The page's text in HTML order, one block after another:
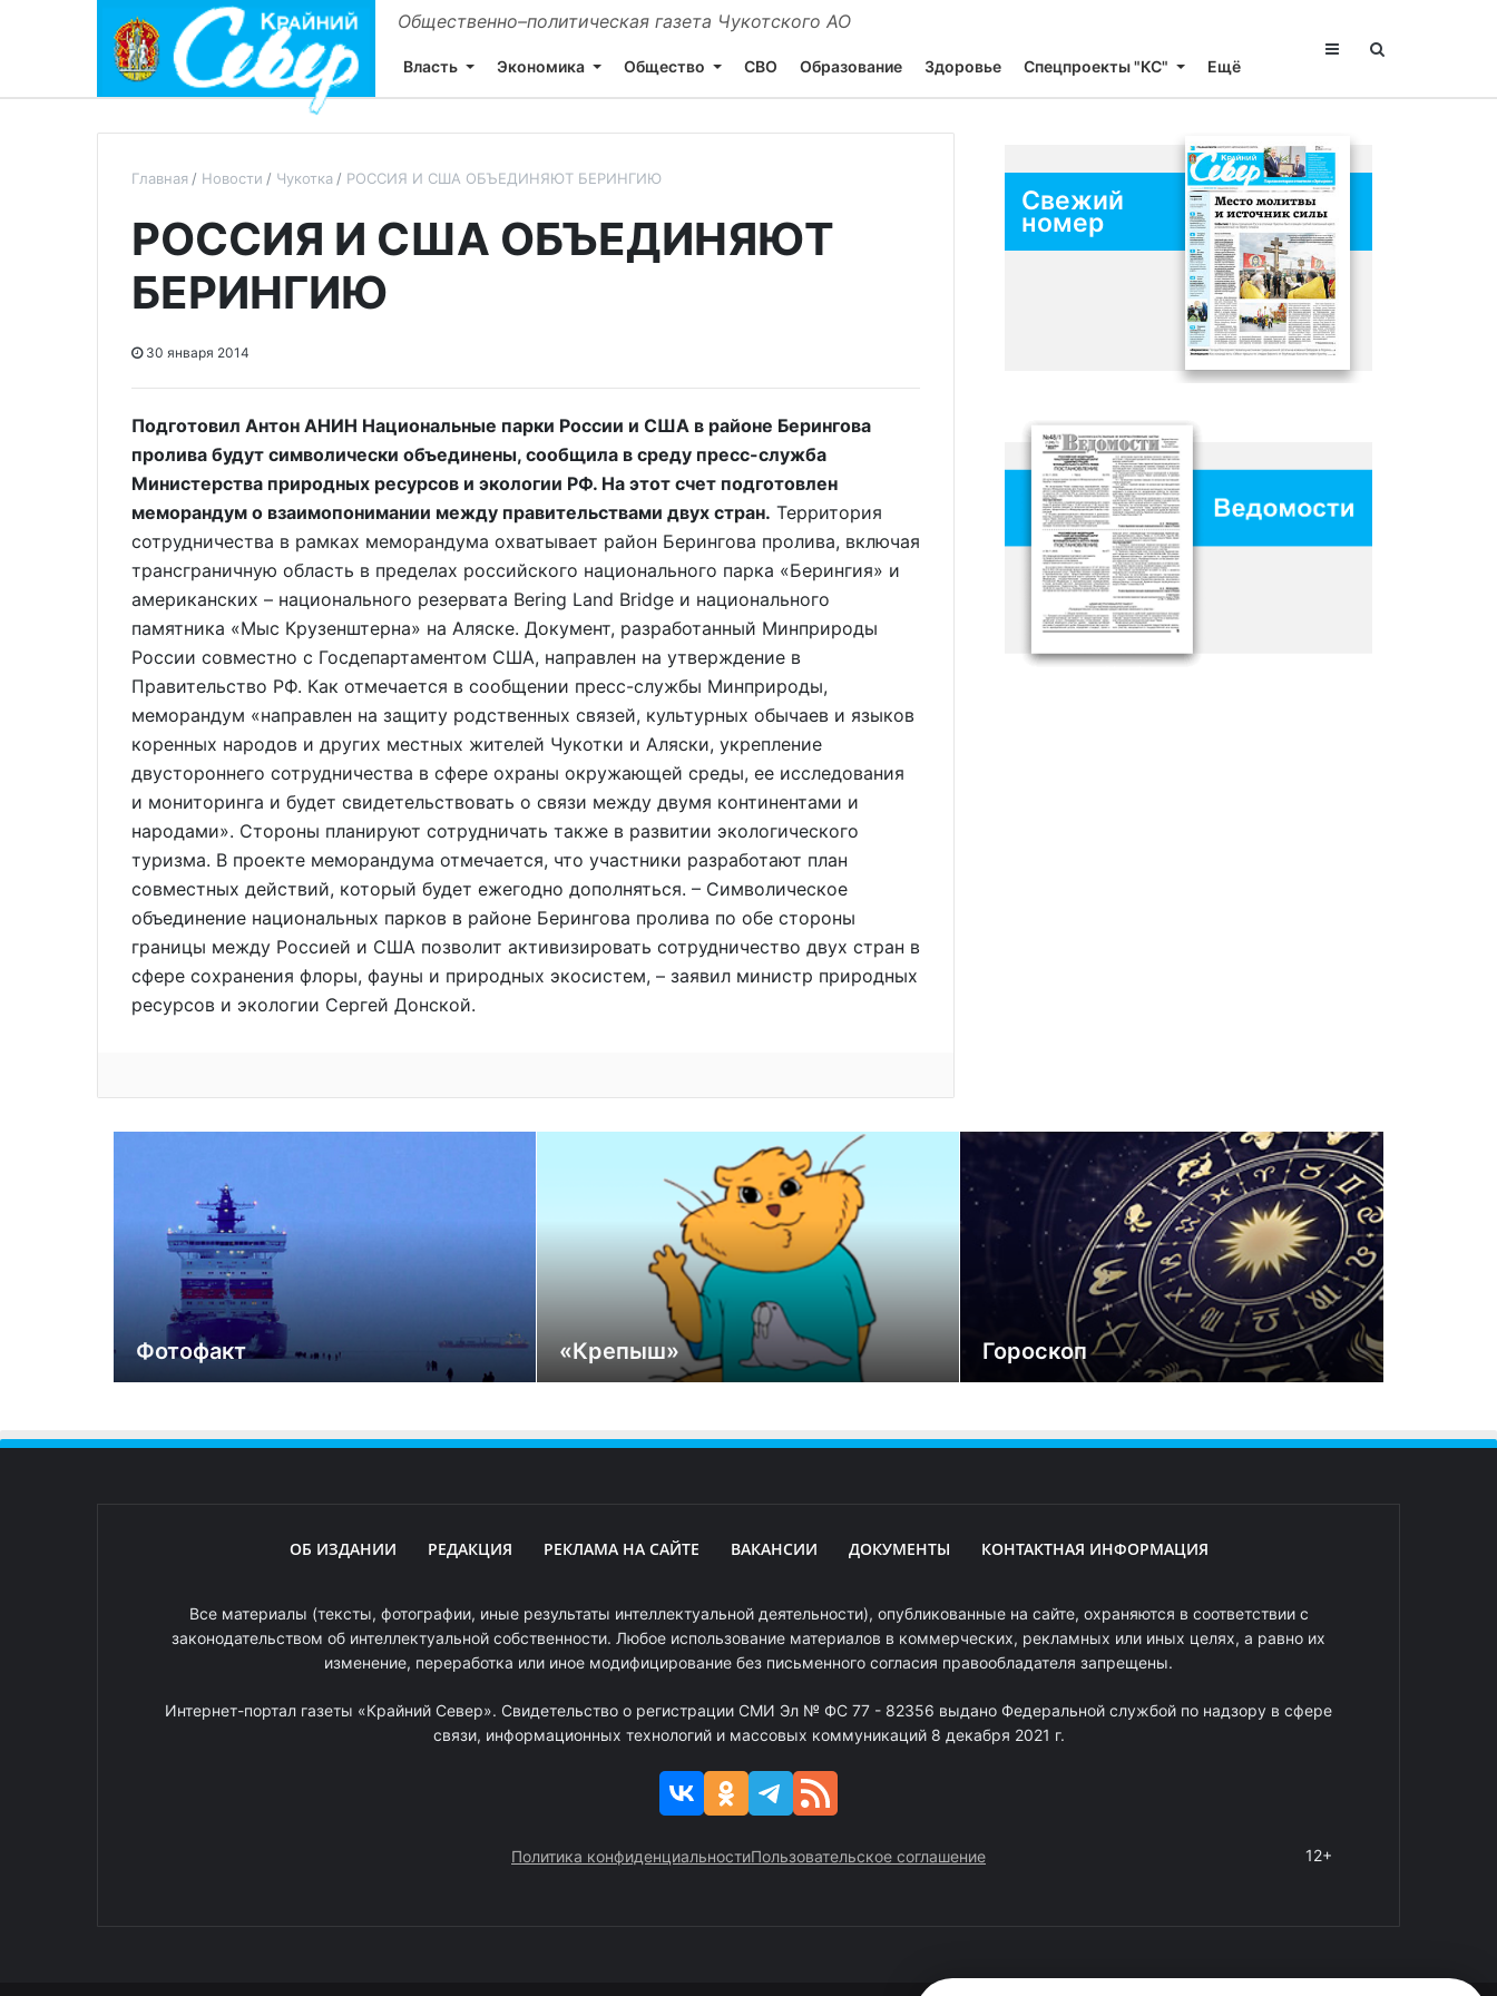
Общественно–политическая газета Чукотского АО
Власть Экономика Общество СВО Образование Здоровье Спецпроекты "КС" Ещё
Главная Новости Чукотка РОССИЯ И США ОБЪЕДИНЯЮТ БЕРИНГИЮ
РОССИЯ И США ОБЪЕДИНЯЮТ
БЕРИНГИЮ
30 января 2014
Подготовил Антон АНИН Национальные парки России и США в районе Берингова
пролива будут символически объединены, сообщила в среду пресс-служба
Министерства природных ресурсов и экологии РФ. На этот счет подготовлен
меморандум о взаимопонимании между правительствами двух стран. Территория
сотрудничества в рамках меморандума охватывает район Берингова пролива, включая
трансграничную область в пределах российского национального парка «Берингия» и
американских – национального резервата Bering Land Bridge и национального
памятника «Мыс Крузенштерна» на Аляске. Документ, разработанный Минприроды
России совместно с Госдепартаментом США, направлен на утверждение в
Правительство РФ. Как отмечается в сообщении пресс-службы Минприроды,
меморандум «направлен на защиту родственных связей, культурных обычаев и языков
коренных народов и других местных жителей Чукотки и Аляски, укрепление
двустороннего сотрудничества в сфере охраны окружающей среды, ее исследования
и мониторинга и будет свидетельствовать о связи между двумя континентами и
народами». Стороны планируют сотрудничать также в развитии экологического
туризма. В проекте меморандума отмечается, что участники разработают план
совместных действий, который будет ежегодно дополняться. – Символическое
объединение национальных парков в районе Берингова пролива по обе стороны
границы между Россией и США позволит активизировать сотрудничество двух стран в
сфере сохранения флоры, фауны и природных экосистем, – заявил министр природных
ресурсов и экологии Сергей Донской.
Свежий
номер
Фотофакт «Крепыш» Гороскоп
ОБ ИЗДАНИИ РЕДАКЦИЯ РЕКЛАМА НА САЙТЕ ВАКАНСИИ ДОКУМЕНТЫ КОНТАКТНАЯ ИНФОРМАЦИЯ
Все материалы (тексты, фотографии, иные результаты интеллектуальной деятельности), опубликованные на сайте, охраняются в соответствии с
законодательством об интеллектуальной собственности. Любое использование материалов в коммерческих, рекламных или иных целях, а равно их
изменение, переработка или иное модифицирование без письменного согласия правообладателя запрещены.
Интернет-портал газеты «Крайний Север». Свидетельство о регистрации СМИ Эл № ФС 77 - 82356 выдано Федеральной службой по надзору в сфере
связи, информационных технологий и массовых коммуникаций 8 декабря 2021 г.
Политика конфиденциальностиПользовательское соглашение 12+